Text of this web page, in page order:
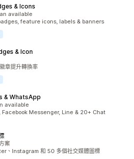
& Icons
available
feature icons, labels & banners
& Icon
章提升轉換率
& WhatsApp
available
Messenger, Line & 20+ Chat
案
、Instagram 和 50 多個社交媒體圖標